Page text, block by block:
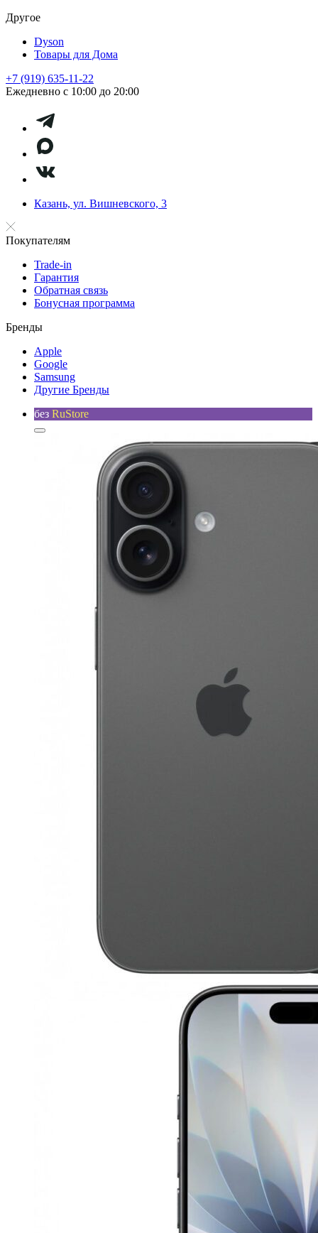
Другое
Dyson
Товары для Дома
+7 (919) 635-11-22
Ежедневно с 10:00 до 20:00
Казань, ул. Вишневского, 3
Покупателям
Trade-in
Гарантия
Обратная связь
Бонусная программа
Бренды
Apple
Google
Samsung
Другие Бренды
без RuStore